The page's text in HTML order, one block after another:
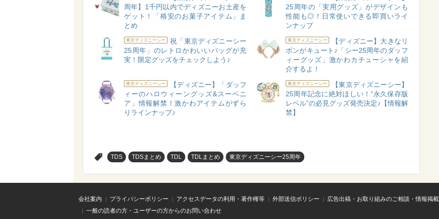
周年】1千円以内でディズニーお土産を
ゲット！「格安のお菓子アイテム」ま
とめ
25周年の「実用グッズ」がデザインも
性能も◎！日常使いできる即買いライ
ンナップ
東京ディズニーシー
祝「東京ディズニーシー
25周年」のレトロかわいいバッグが充
実！限定グッズをチェックしよう♪
東京ディズニーシー
【ディズニー】大きなリ
ボンがキュート♪「シー25周年のダッフ
ィーグッズ」激かわカチューシャを紹
介するよ！
東京ディズニーシー
【ディズニー】「ダッフ
ィーのハロウィーングッズ&スーベニ
ア」情報解禁！激かわアイテムがずら
りラインナップ♪
東京ディズニーシー
【東京ディズニーシー】
25周年記念に絶対ほしい！“永久保存版
レベル”の必見グッズ発売決定♪【情報解
禁】
TDS TDSまとめ TDL TDLまとめ 東京ディズニーシー25周年
会社案内 プライバシーポリシー アクセスデータの利用・著作権等 外部送信ポリシー
広告出稿・お取り組みのご相談・情報掲
一般の読者の方・ユーザーの方からのお問い合わせ